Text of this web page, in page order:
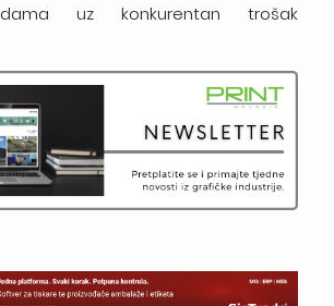
uz konkurentan trošak